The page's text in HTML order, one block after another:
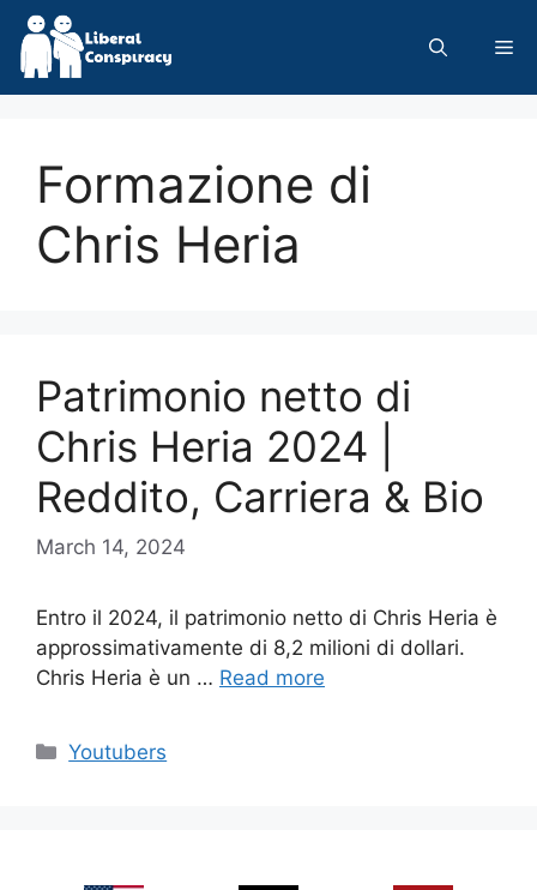
Skip
content
Formazione di
Chris Heria
Patrimonio netto di
Chris Heria 2024 |
Reddito, Carriera & Bio
March 14, 2024
Entro il 2024, il patrimonio netto di Chris Heria è
approssimativamente di 8,2 milioni di dollari.
Chris Heria è un … Read more
Categories
Youtubers